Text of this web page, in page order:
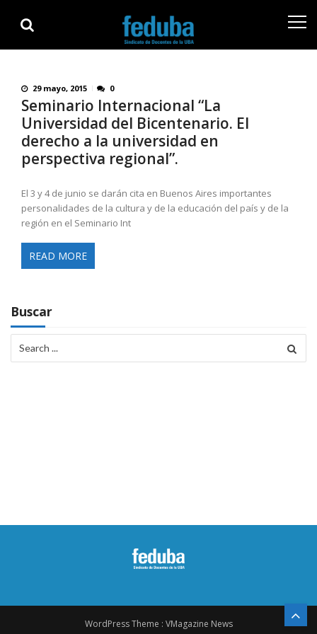
navigation
content
29 mayo, 2015 0
Seminario Internacional “La
Universidad del Bicentenario. El
derecho a la universidad en
perspectiva regional”.
El 3 y 4 de junio se darán cita en Buenos Aires importantes
personalidades de la cultura y de la educación del país y de la
región en el Seminario Int
READ MORE
Buscar
for:
WordPress Theme : VMagazine News